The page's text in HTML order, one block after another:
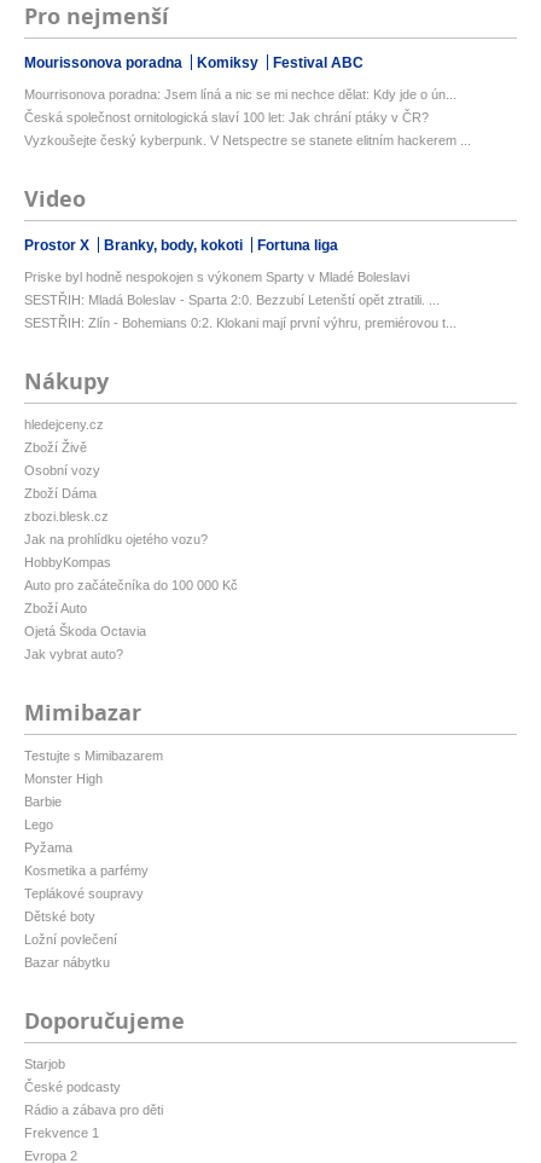
Pro nejmenší
Mourissonova poradna Komiksy Festival ABC
Mourrisonova poradna: Jsem líná a nic se mi nechce dělat: Kdy jde o ún...
Česká společnost ornitologická slaví 100 let: Jak chrání ptáky v ČR?
Vyzkoušejte český kyberpunk. V Netspectre se stanete elitním hackerem ...
Video
Prostor X Branky, body, kokoti Fortuna liga
Priske byl hodně nespokojen s výkonem Sparty v Mladé Boleslavi
SESTŘIH: Mladá Boleslav - Sparta 2:0. Bezzubí Letenští opět ztratili. ...
SESTŘIH: Zlín - Bohemians 0:2. Klokani mají první výhru, premiérovou t...
Nákupy
hledejceny.cz
Zboží Živě
Osobní vozy
Zboží Dáma
zbozi.blesk.cz
Jak na prohlídku ojetého vozu?
HobbyKompas
Auto pro začátečníka do 100 000 Kč
Zboží Auto
Ojetá Škoda Octavia
Jak vybrat auto?
Mimibazar
Testujte s Mimibazarem
Monster High
Barbie
Lego
Pyžama
Kosmetika a parfémy
Teplákové soupravy
Dětské boty
Ložní povlečení
Bazar nábytku
Doporučujeme
Starjob
České podcasty
Rádio a zábava pro děti
Frekvence 1
Evropa 2